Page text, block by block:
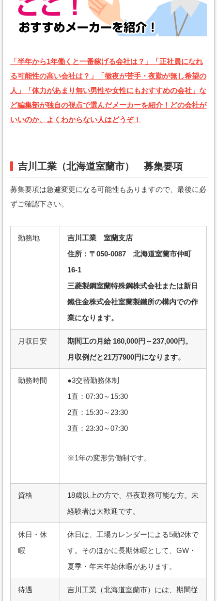
「半年から1年働くと一番稼げる会社は？」「正社員になれ
る可能性の高い会社は？」「徹夜が苦手・夜勤が無し希望の
人」「体力があまり無い男性や女性にもおすすめの会社」な
ど編集部が独自の視点で選んだメーカーを紹介！どの会社が
いいのか、よくわからない人はどうぞ！
吉川工業（北海道室蘭市） 募集要項
募集要項は急遽変更になる可能性もありますので、最後に必
ずご確認下さい。
勤務地
吉川工業 室蘭支店
住所：〒050-0087 北海道室蘭市仲町
16-1
三菱製鋼室蘭特殊鋼株式会社または新日
鐵住金株式会社室蘭製鐵所の構内での作
業になります。
月収目安
期間工の月給 160,000円～237,000円。
月収例だと21万7900円になります。
勤務時間
●3交替勤務体制
1直：07:30～15:30
2直：15:30～23:30
3直：23:30～07:30
※1年の変形労働制です。
資格
18歳以上の方で、昼夜勤務可能な方。未
経験者は大歓迎です。
休日・休
暇
休日は、工場カレンダーによる5勤2休で
す。そのほかに長期休暇として、GW・
夏季・年末年始休暇があります。
待遇
吉川工業（北海道室蘭市）には、期間従